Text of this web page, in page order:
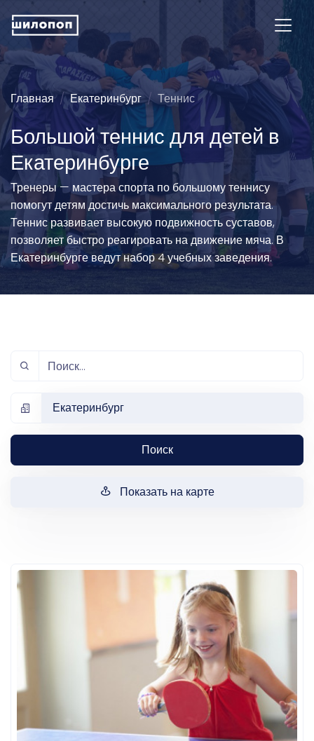
Главная Екатеринбург Теннис
Большой теннис для детей в
Екатеринбурге
Тренеры — мастера спорта по большому теннису
помогут детям достичь максимального результата.
Теннис развивает высокую подвижность суставов,
позволяет быстро реагировать на движение мяча. В
Екатеринбурге ведут набор 4 учебных заведения.
Екатеринбург
Поиск
Показать на карте